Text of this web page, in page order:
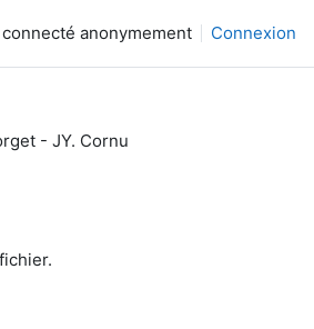
anonymement Connexion
- JY. Cornu